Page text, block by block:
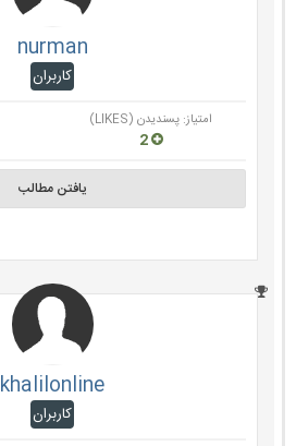
nurman
کاربران
امتیاز: پسندیدن (LIKES)
2
یافتن مطالب
khalilonline
کاربران